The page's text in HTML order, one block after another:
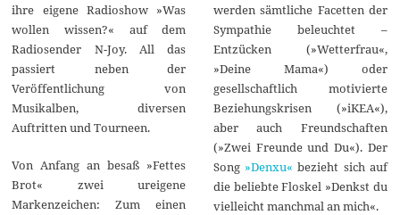
ihre eigene Radioshow »Was
wollen wissen?« auf dem
Radiosender N-Joy. All das
passiert neben der
Veröffentlichung von
Musikalben, diversen
Auftritten und Tourneen.
Von Anfang an besaß »Fettes
Brot« zwei ureigene
Markenzeichen: Zum einen
werden sämtliche Facetten der
Sympathie beleuchtet –
Entzücken (»Wetterfrau«,
»Deine Mama«) oder
gesellschaftlich motivierte
Beziehungskrisen (»iKEA«),
aber auch Freundschaften
(»Zwei Freunde und Du«). Der
Song »Denxu« bezieht sich auf
die beliebte Floskel »Denkst du
vielleicht manchmal an mich«.